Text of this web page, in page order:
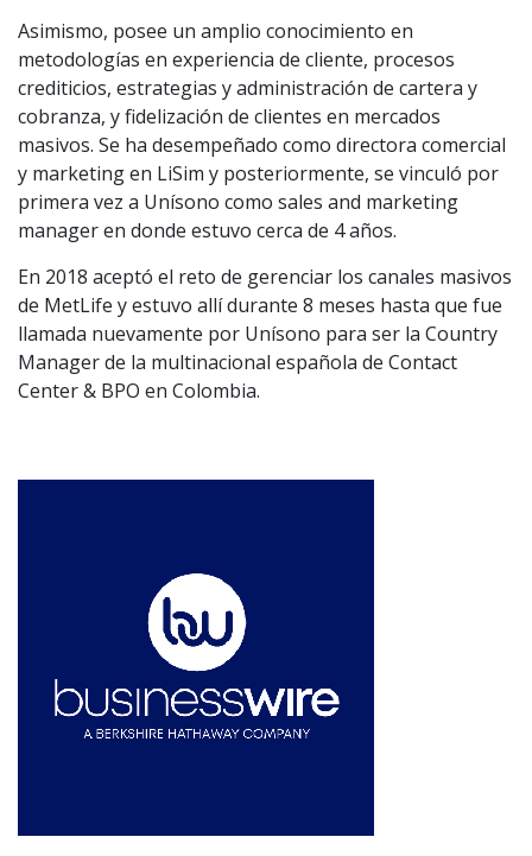
Asimismo, posee un amplio conocimiento en
metodologías en experiencia de cliente, procesos
crediticios, estrategias y administración de cartera y
cobranza, y fidelización de clientes en mercados
masivos. Se ha desempeñado como directora comercial
y marketing en LiSim y posteriormente, se vinculó por
primera vez a Unísono como sales and marketing
manager en donde estuvo cerca de 4 años.
En 2018 aceptó el reto de gerenciar los canales masivos
de MetLife y estuvo allí durante 8 meses hasta que fue
llamada nuevamente por Unísono para ser la Country
Manager de la multinacional española de Contact
Center & BPO en Colombia.